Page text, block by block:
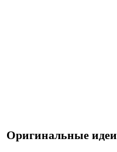
Оригинальные идеи